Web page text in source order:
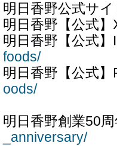
明日香野公式サイ
明日香野【公式】
明日香野【公式】
foods/
明日香野【公式】
oods/
明日香野創業50
_anniversary/